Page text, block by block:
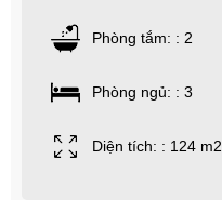
Phòng tắm: : 2
Phòng ngủ: : 3
Diện tích: : 124 m2